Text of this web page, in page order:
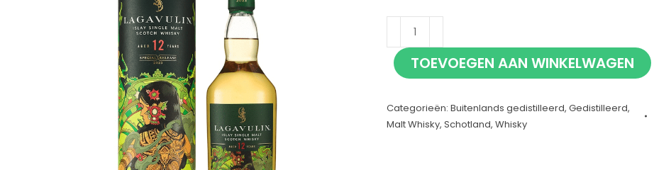
Talisker
NAS
Special
2023
70cl
TOEVOEGEN AAN WINKELWAGEN
Categorieën: Buitenlands gedistilleerd, Gedistilleerd,
Malt Whisky, Schotland, Whisky